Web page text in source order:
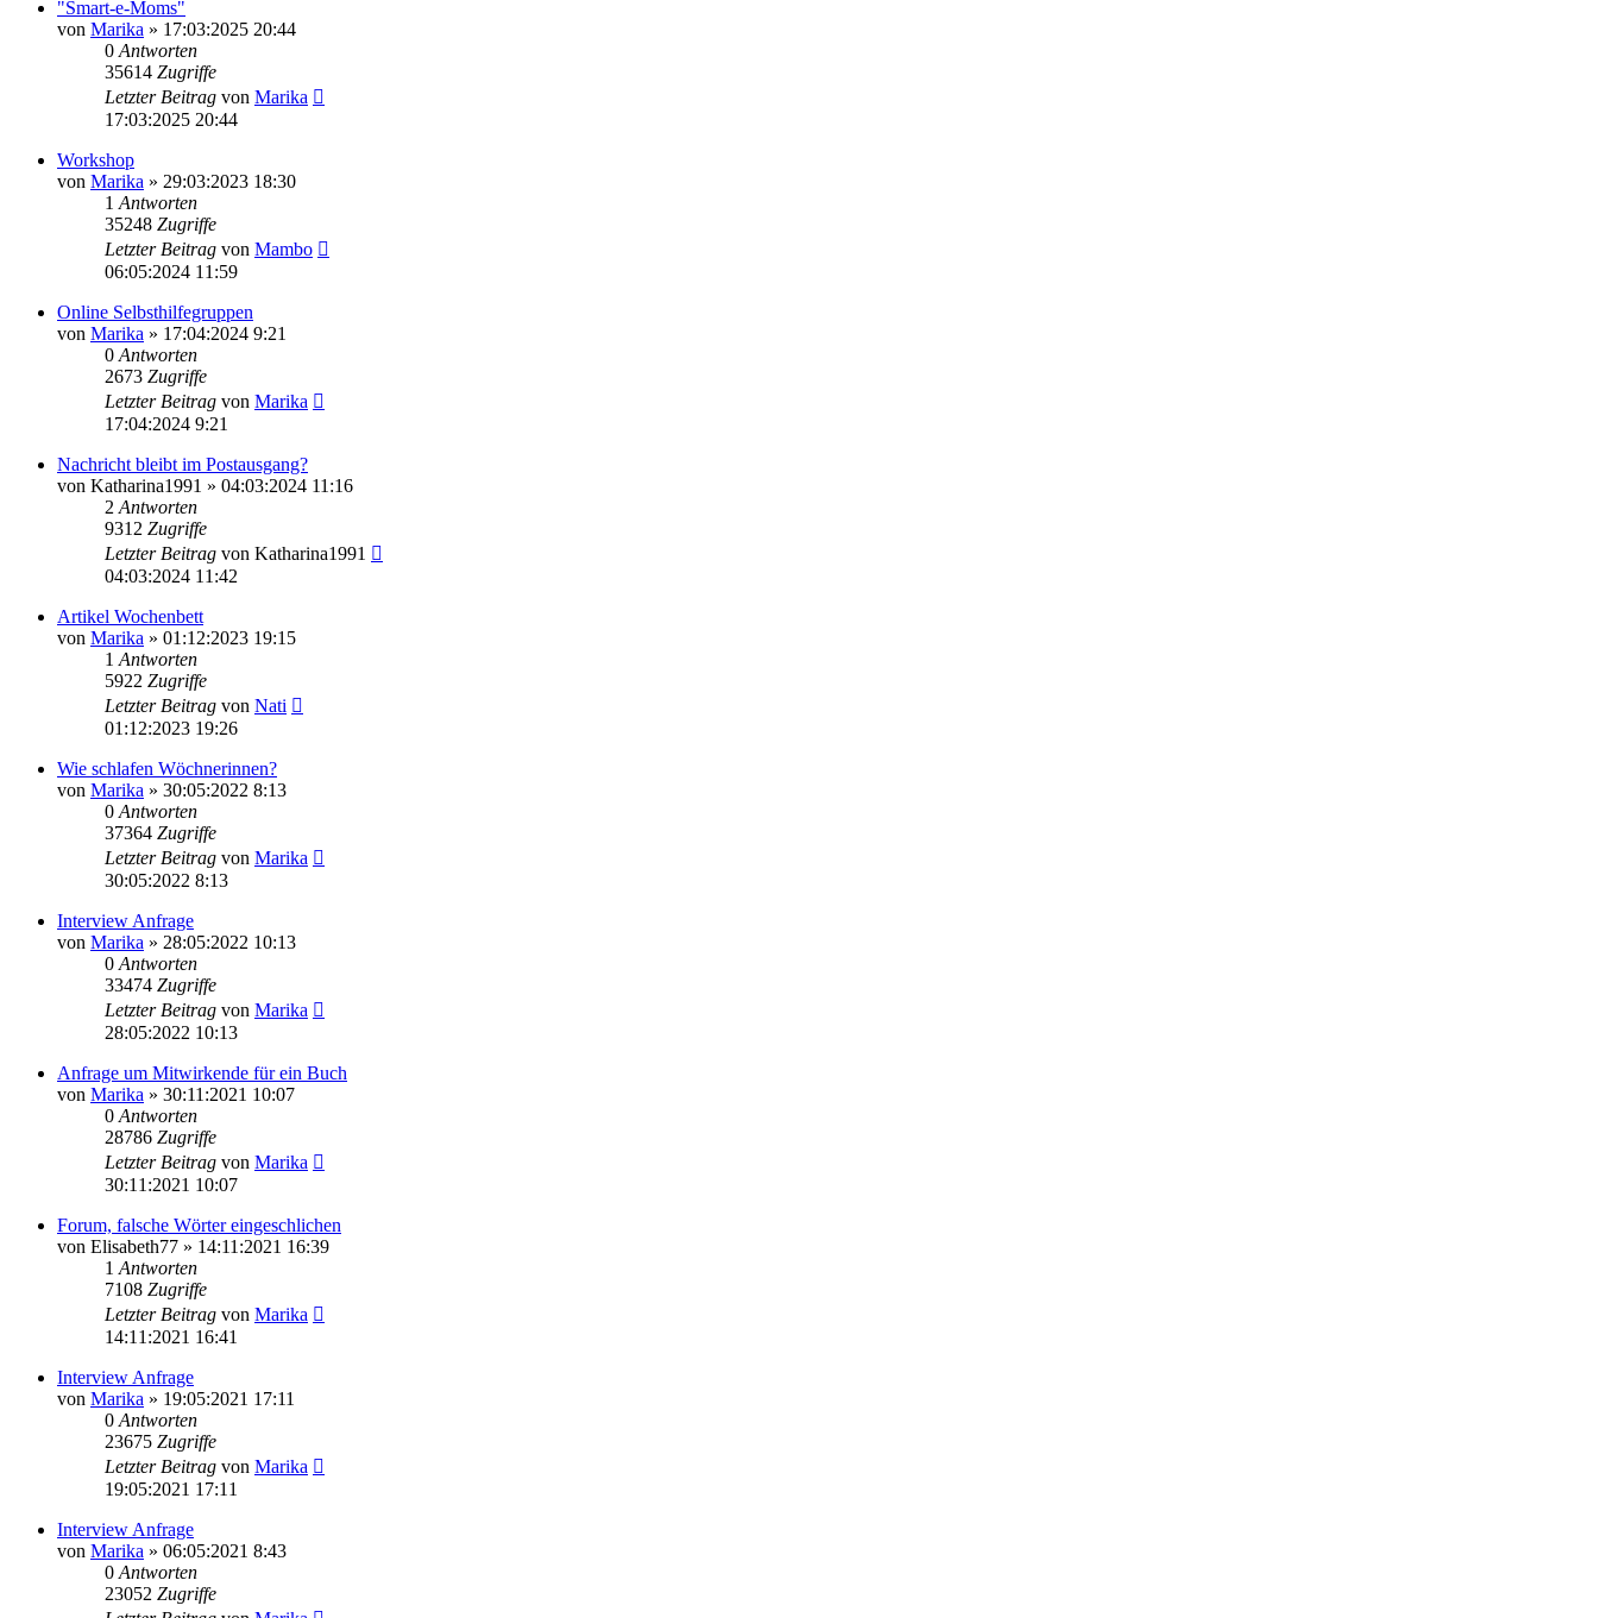
"Smart-e-Moms"
von Marika » 17:03:2025 20:44
0 Antworten
35614 Zugriffe
Letzter Beitrag von Marika
17:03:2025 20:44
Workshop
von Marika » 29:03:2023 18:30
1 Antworten
35248 Zugriffe
Letzter Beitrag von Mambo
06:05:2024 11:59
Online Selbsthilfegruppen
von Marika » 17:04:2024 9:21
0 Antworten
2673 Zugriffe
Letzter Beitrag von Marika
17:04:2024 9:21
Nachricht bleibt im Postausgang?
von Katharina1991 » 04:03:2024 11:16
2 Antworten
9312 Zugriffe
Letzter Beitrag von Katharina1991
04:03:2024 11:42
Artikel Wochenbett
von Marika » 01:12:2023 19:15
1 Antworten
5922 Zugriffe
Letzter Beitrag von Nati
01:12:2023 19:26
Wie schlafen Wöchnerinnen?
von Marika » 30:05:2022 8:13
0 Antworten
37364 Zugriffe
Letzter Beitrag von Marika
30:05:2022 8:13
Interview Anfrage
von Marika » 28:05:2022 10:13
0 Antworten
33474 Zugriffe
Letzter Beitrag von Marika
28:05:2022 10:13
Anfrage um Mitwirkende für ein Buch
von Marika » 30:11:2021 10:07
0 Antworten
28786 Zugriffe
Letzter Beitrag von Marika
30:11:2021 10:07
Forum, falsche Wörter eingeschlichen
von Elisabeth77 » 14:11:2021 16:39
1 Antworten
7108 Zugriffe
Letzter Beitrag von Marika
14:11:2021 16:41
Interview Anfrage
von Marika » 19:05:2021 17:11
0 Antworten
23675 Zugriffe
Letzter Beitrag von Marika
19:05:2021 17:11
Interview Anfrage
von Marika » 06:05:2021 8:43
0 Antworten
23052 Zugriffe